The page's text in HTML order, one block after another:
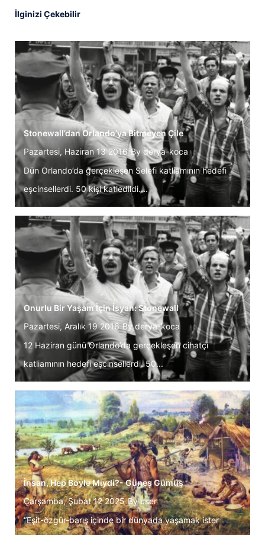
İlginizi Çekebilir
Stonewall’dan Orlando’ya Bitmeyen Çile
Pazartesi, Haziran 13 2016 Byderya-koca
Dün Orlando’da gerçekleşen Selefi katliamının hedefi
eşcinsellerdi. 50 kişi katledildi....
Onurlu Bir Yaşam İçin İsyan: Stonewall
Pazartesi, Aralık 19 2016 Byderya-koca
12 Haziran günü Orlando’da gerçekleşen cihatçı
katliamının hedefi eşcinsellerdi. 50...
İnsan, Hep Böyle Miydi?- Güneş Gümüş
Çarşamba, Şubat 12 2025 Byuser
“Eşit-özgür-barış içinde bir dünyada yaşamak ister